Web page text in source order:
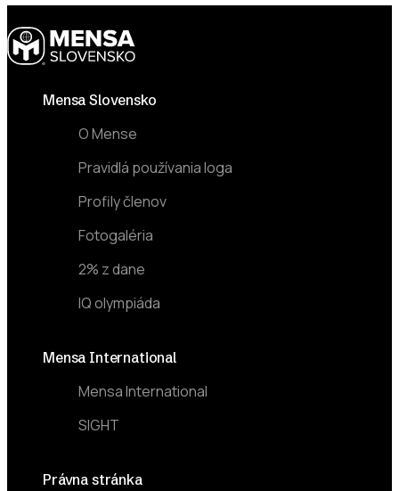
FooterMensa Slovensko
O Mense
Pravidlá používania loga
Profily členov
Fotogaléria
2% z dane
IQ olympiáda
Mensa International
Mensa International
SIGHT
Právna stránka